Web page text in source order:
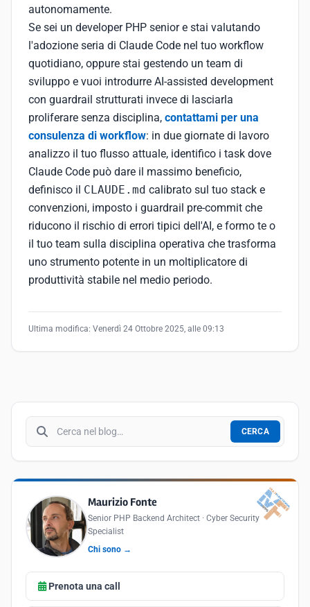
autonomamente.
Se sei un developer PHP senior e stai valutando
l'adozione seria di Claude Code nel tuo workflow
quotidiano, oppure stai gestendo un team di
sviluppo e vuoi introdurre AI-assisted development
con guardrail strutturati invece di lasciarla
proliferare senza disciplina, contattami per una
consulenza di workflow: in due giornate di lavoro
analizzo il tuo flusso attuale, identifico i task dove
Claude Code può dare il massimo beneficio,
definisco il CLAUDE.md calibrato sul tuo stack e
convenzioni, imposto i guardrail pre-commit che
riducono il rischio di errori tipici dell'AI, e formo te o
il tuo team sulla disciplina operativa che trasforma
uno strumento potente in un moltiplicatore di
produttività stabile nel medio periodo.
Ultima modifica: Venerdì 24 Ottobre 2025, alle 09:13
Cerca nel blog
CERCA
Maurizio Fonte
Senior PHP Backend Architect · Cyber Security
Specialist
Chi sono →
Prenota una call